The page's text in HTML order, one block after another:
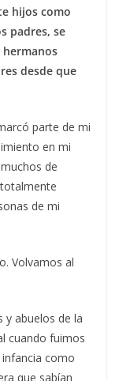
hijos como
padres, se
hermanos
desde que
parte de mi
en mi
de
de mi
Volvamos al
y abuelos de la
cuando fuimos
como
que sabían